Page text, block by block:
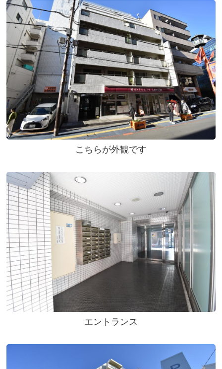
こちらが外観です
エントランス